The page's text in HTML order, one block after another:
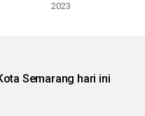
2023
Semarang hari ini